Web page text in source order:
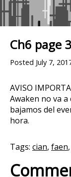
Ch6 page
Posted July 7,
AVISO
Awaken no va
bajamos del
hora.
Tags: cian, faen,